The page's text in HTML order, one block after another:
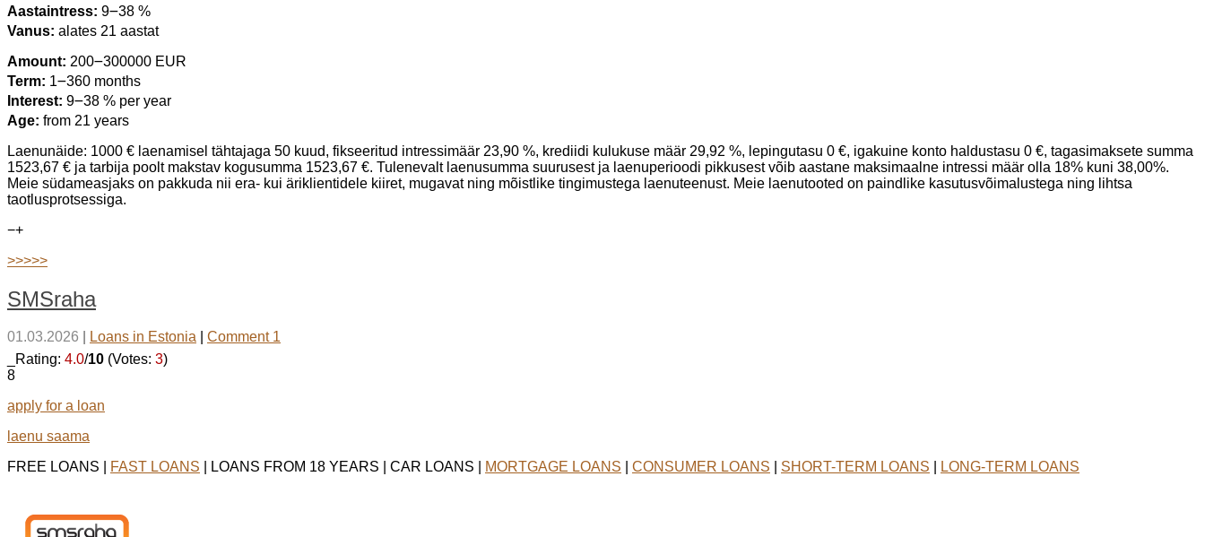
Aastaintress: 9౼38 %
Vanus: alates 21 aastat
Amount: 200౼300000 EUR
Term: 1౼360 months
Interest: 9౼38 % per year
Age: from 21 years
Laenunäide: 1000 € laenamisel tähtajaga 50 kuud, fikseeritud intressimäär 23,90 %, krediidi kulukuse määr 29,92 %, lepingutasu 0 €, igakuine konto haldustasu 0 €, tagasimaksete summa
1523,67 € ja tarbija poolt makstav kogusumma 1523,67 €. Tulenevalt laenusumma suurusest ja laenuperioodi pikkusest võib aastane maksimaalne intressi määr olla 18% kuni 38,00%.
Meie südameasjaks on pakkuda nii era- kui äriklientidele kiiret, mugavat ning mõistlike tingimustega laenuteenust. Meie laenutooted on paindlike kasutusvõimalustega ning lihtsa
taotlusprotsessiga.
−+
>>>>>
SMSraha
01.03.2026 Loans in Estonia
Comment 1
_Rating: 4.0/10 (Votes: 3)
8
apply for a loan
laenu saama
FREE LOANS |
FAST LOANS | LOANS FROM 18 YEARS | CAR LOANS | MORTGAGE LOANS CONSUMER LOANS SHORT-TERM LOANS LONG-TERM LOANS